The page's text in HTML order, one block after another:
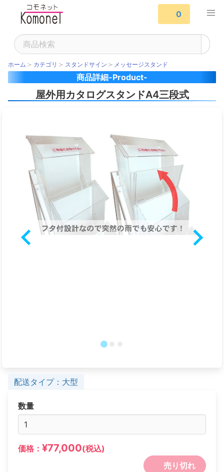
0
ホーム カテゴリ スタンドサイン メッセージスタンド
商品詳細-Product-
屋外用カタログスタンドA4三段式
配送タイプ：大型
数量
価格： ¥77,000(税込)
売り切れ